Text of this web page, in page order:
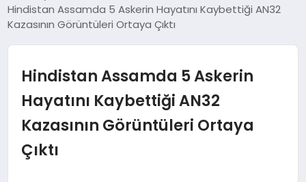
SAĞLIK
EKONOMİ
Hindistan Assamda 5 Askerin Hayatını Kaybettiği AN32
Kazasının Görüntüleri Ortaya Çıktı
Hindistan Assamda 5 Askerin
Hayatını Kaybettiği AN32
Kazasının Görüntüleri Ortaya
Çıktı